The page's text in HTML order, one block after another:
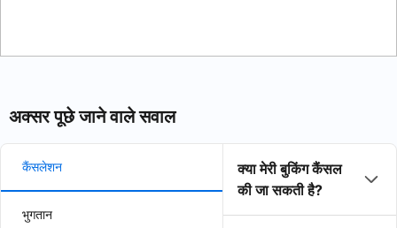
अक्सर पूछे जाने वाले सवाल
कैंसलेशन
भुगतान
क्या मेरी बुकिंग कैंसल
की जा सकती है?